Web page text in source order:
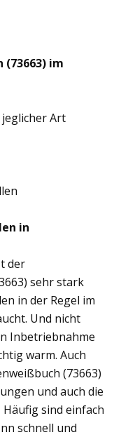
im
Art
in
der
sehr stark
in der Regel im
Und nicht
Inbetriebnahme
warm. Auch
(73663)
und auch die
sind einfach
schnell und